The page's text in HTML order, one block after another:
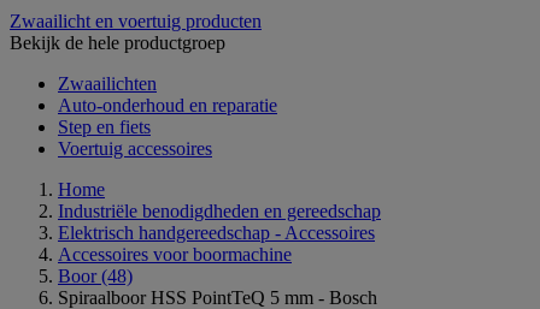
Zwaailicht en voertuig producten
Bekijk de hele productgroep
Zwaailichten
Auto-onderhoud en reparatie
Step en fiets
Voertuig accessoires
Home
Industriële benodigdheden en gereedschap
Elektrisch handgereedschap - Accessoires
Accessoires voor boormachine
Boor (48)
Spiraalboor HSS PointTeQ 5 mm - Bosch